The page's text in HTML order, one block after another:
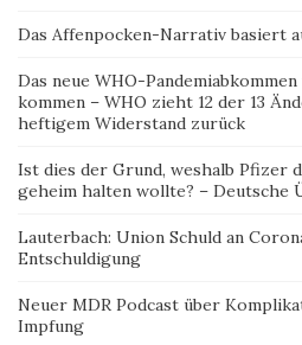
Das Affenpocken-Narrativ basiert
Das neue WHO-
kommen – WHO zieht 12 der 13
heftigem Widerstand zurück
Ist dies der Grund, weshalb Pfizer
geheim halten wollte? – Deutsche
Lauterbach: Union Schuld an
Entschuldigung
Neuer MDR Podcast über
Impfung